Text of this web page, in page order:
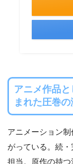
アニメ作品
まれた圧巻の
アニメーション
がっている。続
担当。原作の持